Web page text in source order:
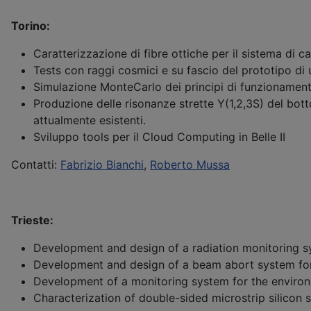
Torino:
Caratterizzazione di fibre ottiche per il sistema di
Tests con raggi cosmici e su fascio del prototipo
Simulazione MonteCarlo dei principi di
Produzione delle risonanze strette Y(1,2,3S) del
attualmente esistenti.
Sviluppo tools per il Cloud Computing in Belle II
Contatti: Fabrizio Bianchi, Roberto Mussa
Trieste:
Development and design of a radiation monitoring
Development and design of a beam abort system
Development of a monitoring system for the
Characterization of double-sided microstrip silicon